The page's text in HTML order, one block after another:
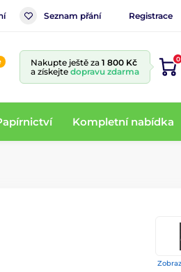
Seznam přání Registrace
Nakupte ještě za 1 800 Kč
a získejte dopravu zdarma
0
Kompletní nabídka